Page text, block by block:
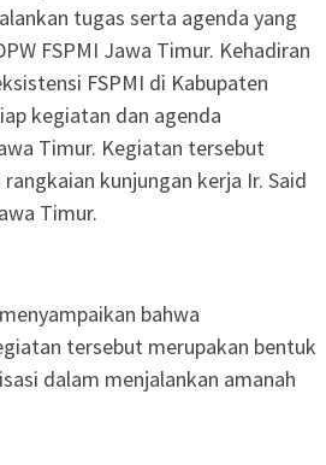
tugas serta agenda yang
FSPMI Jawa Timur. Kehadiran
FSPMI di Kabupaten
kegiatan dan agenda
Timur. Kegiatan tersebut
kunjungan kerja Ir. Said
Timur.
bahwa
tersebut merupakan bentuk
dalam menjalankan amanah